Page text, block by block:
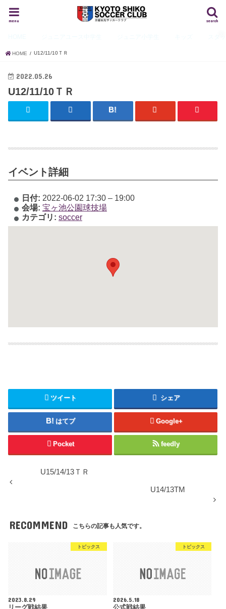
search
menu
HOME U12/11/10ＴＲ
2022.05.26
U12/11/10ＴＲ
イベント詳細
日付: 2022-06-02 17:30– 19:00
会場: 宝ヶ池公園球技場
カテゴリ: soccer
ツイート シェア
はてブ Google+
Pocket feedly
U15/14/13ＴＲ
U14/13TM
RECOMMEND こちらの記事も人気です。
トピックス
2023.8.29
リーグ戦結果
トピックス
2026.5.18
公式戦結果